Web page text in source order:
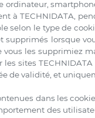
à TECHNIDATA,
selon le type de
lorsque
les supprimiez
sites
de validité, et
dans les
des